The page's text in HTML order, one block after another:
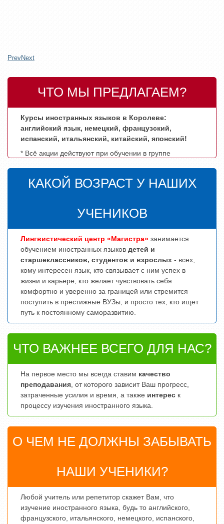
PrevNext
ЧТО МЫ ПРЕДЛАГАЕМ?
Курсы иностранных языков в Королеве:
английский язык, немецкий, французский,
испанский, итальянский, китайский, японский!
КАКОЙ ВОЗРАСТ У НАШИХ
УЧЕНИКОВ
Лингвистический центр «Магистра» занимается
обучением иностранных языков детей и
старшеклассников, студентов и взрослых - всех,
кому интересен язык, кто связывает с ним успех в
жизни и карьере, кто желает чувствовать себя
комфортно и уверенно за границей или стремится
поступить в престижные ВУЗы, и просто тех, кто ищет
путь к постоянному саморазвитию.
ЧТО ВАЖНЕЕ ВСЕГО ДЛЯ НАС?
На первое место мы всегда ставим качество
преподавания, от которого зависит Ваш прогресс,
затраченные усилия и время, а также интерес к
процессу изучения иностранного языка.
О ЧЕМ НЕ ДОЛЖНЫ ЗАБЫВАТЬ
НАШИ УЧЕНИКИ?
Любой учитель или репетитор скажет Вам, что
изучение иностранного языка, будь то английского,
французского, итальянского, немецкого, испанского,